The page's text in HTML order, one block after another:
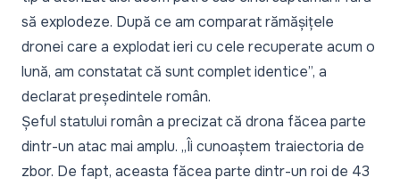
să explodeze. După ce am comparat rămășițele
dronei care a explodat ieri cu cele recuperate acum o
lună, am constatat că sunt complet identice”, a
declarat președintele român.
Șeful statului român a precizat că drona făcea parte
dintr-un atac mai amplu. „Îi cunoaștem traiectoria de
zbor. De fapt, aceasta făcea parte dintr-un roi de 43